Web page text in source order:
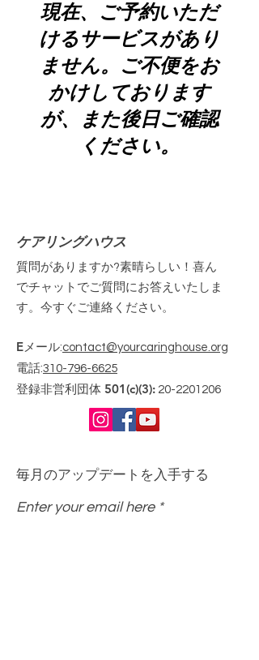
現在、ご予約いただ
けるサービスがあり
ません。ご不便をお
かけしております
が、また後日ご確認
ください。
ケアリングハウス
質問がありますか?素晴らしい！喜ん
でチャットでご質問にお答えいたしま
す。今すぐご連絡ください。
Eメール:contact@yourcaringhouse.org
電話:310-796-6625
登録非営利団体 501(c)(3): 20-2201206
毎月のアップデートを入手する
Enter your email here